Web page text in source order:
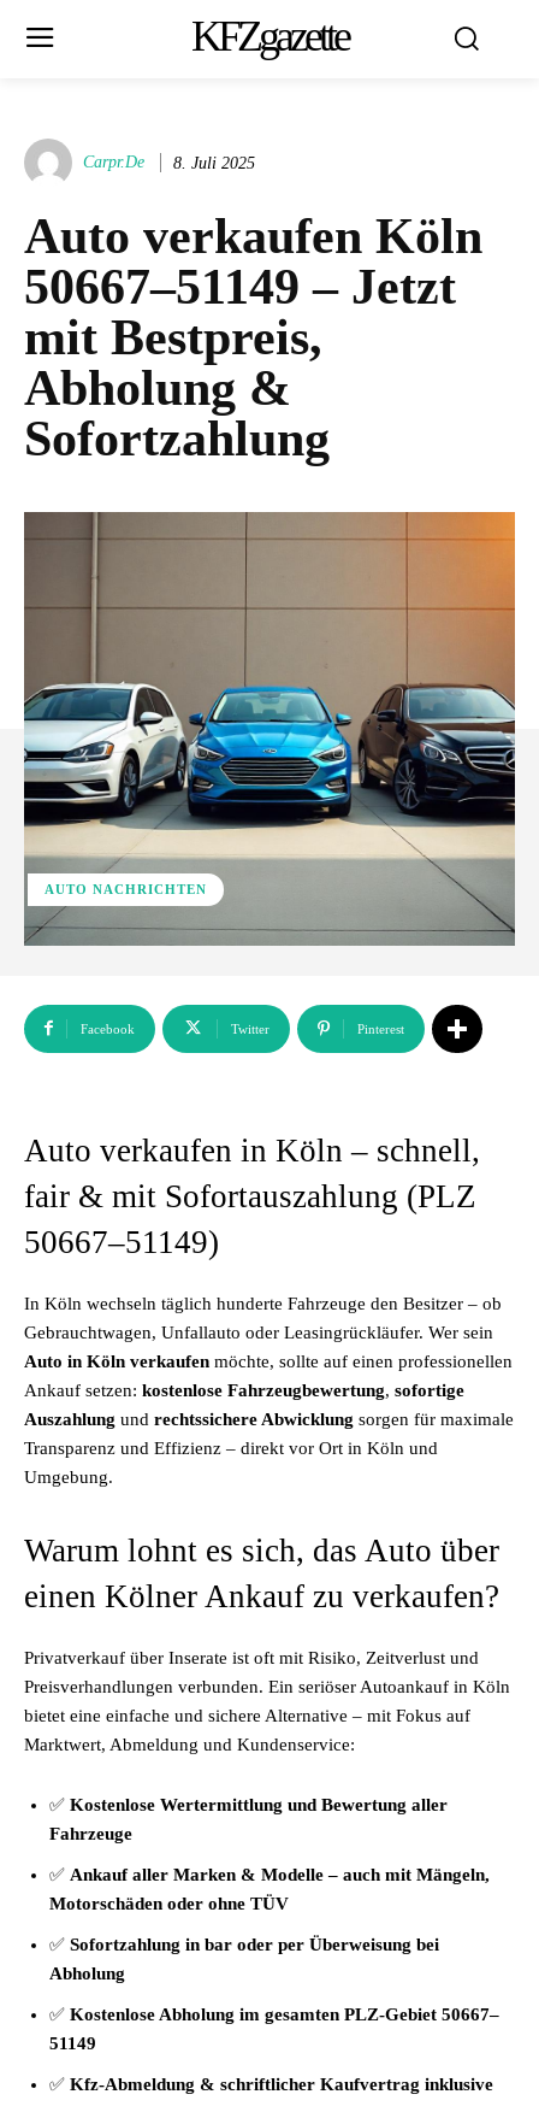
KFZgazette
Carpr.de 8. Juli 2025
Auto verkaufen Köln
50667–51149 – Jetzt
mit Bestpreis,
Abholung &
Sofortzahlung
AUTO NACHRICHTEN
Facebook Twitter Pinterest
Auto verkaufen in Köln – schnell,
fair & mit Sofortauszahlung (PLZ
50667–51149)
In Köln wechseln täglich hunderte Fahrzeuge den Besitzer – ob
Gebrauchtwagen, Unfallauto oder Leasingrückläufer. Wer sein
Auto in Köln verkaufen möchte, sollte auf einen professionellen
Ankauf setzen: kostenlose Fahrzeugbewertung, sofortige
Auszahlung und rechtssichere Abwicklung sorgen für maximale
Transparenz und Effizienz – direkt vor Ort in Köln und
Umgebung.
Warum lohnt es sich, das Auto über
einen Kölner Ankauf zu verkaufen?
Privatverkauf über Inserate ist oft mit Risiko, Zeitverlust und
Preisverhandlungen verbunden. Ein seriöser Autoankauf in Köln
bietet eine einfache und sichere Alternative – mit Fokus auf
Marktwert, Abmeldung und Kundenservice:
✅ Kostenlose Wertermittlung und Bewertung aller
Fahrzeuge
✅ Ankauf aller Marken & Modelle – auch mit Mängeln,
Motorschäden oder ohne TÜV
✅ Sofortzahlung in bar oder per Überweisung bei
Abholung
✅ Kostenlose Abholung im gesamten PLZ-Gebiet 50667–
51149
✅ Kfz-Abmeldung & schriftlicher Kaufvertrag inklusive